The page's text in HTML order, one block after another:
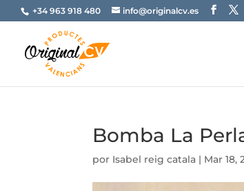
+34 963 918 480 info@originalcv.es
Bomba La
por Isabel reig catala | Mar 18,